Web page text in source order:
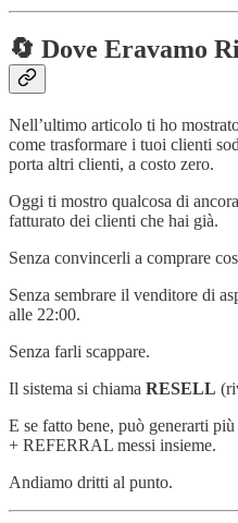
🔄 Dove Eravamo
Nell’ultimo articolo ti ho
come trasformare i tuoi clienti
porta altri clienti, a costo zero.
Oggi ti mostro qualcosa di
fatturato dei clienti che hai già.
Senza convincerli a comprare
Senza sembrare il venditore di
alle 22:00.
Senza farli scappare.
Il sistema si chiama RESELL
E se fatto bene, può generarti
+ REFERRAL messi insieme.
Andiamo dritti al punto.